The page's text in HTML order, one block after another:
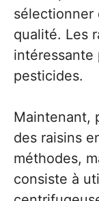
sélectionner
qualité. Les
intéressante
pesticides.
Maintenant,
des raisins
méthodes,
consiste à